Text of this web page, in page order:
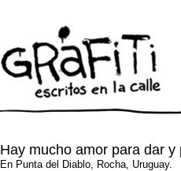
Hay mucho amor para dar y
En Punta del Diablo, Rocha, Uruguay.